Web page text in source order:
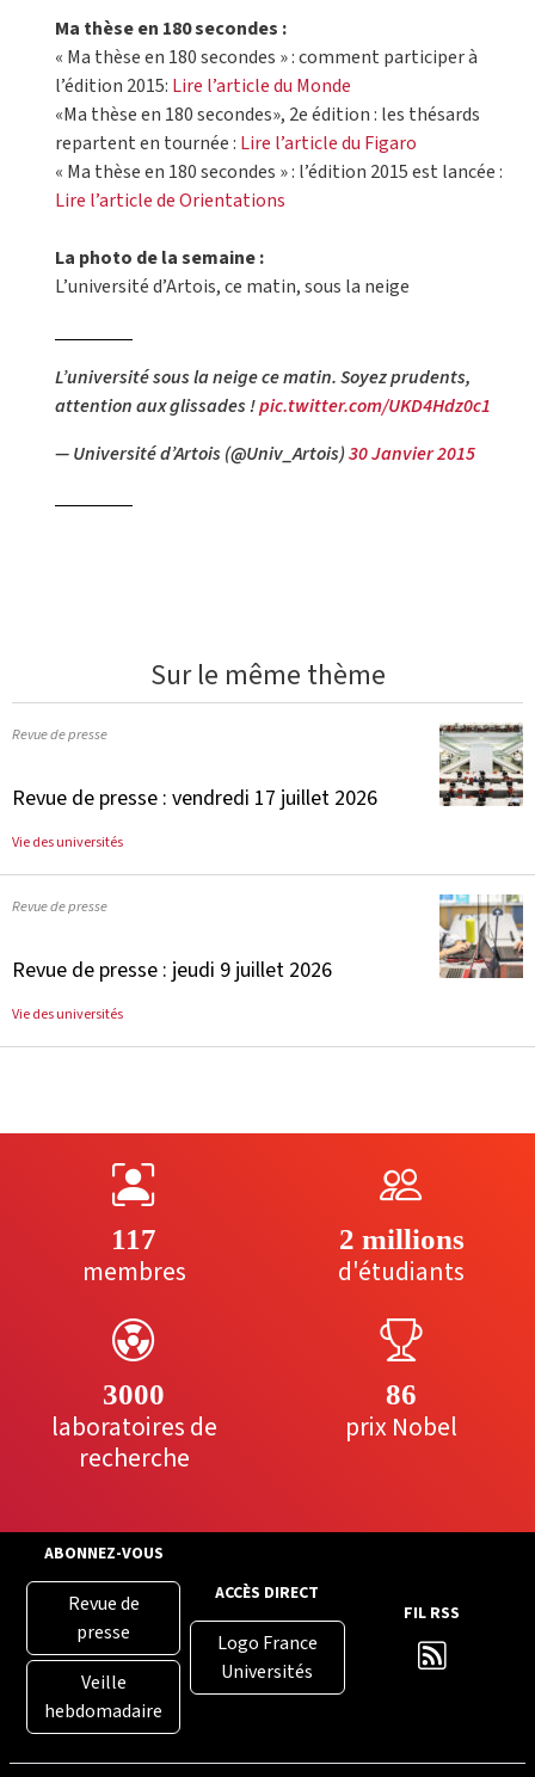
Ma thèse en 180 secondes :
« Ma thèse en 180 secondes » : comment participer à
l’édition 2015: Lire l’article du Monde
«Ma thèse en 180 secondes», 2e édition : les thésards
repartent en tournée : Lire l’article du Figaro
« Ma thèse en 180 secondes » : l’édition 2015 est lancée :
Lire l’article de Orientations
La photo de la semaine :
L’université d’Artois, ce matin, sous la neige
L’université sous la neige ce matin. Soyez prudents,
attention aux glissades !pic.twitter.com/UKD4Hdz0c1
— Université d’Artois (@Univ_Artois)30 Janvier 2015
Sur le même thème
Revue de presse
Revue de presse : vendredi 17 juillet 2026
Vie des universités
Revue de presse
Revue de presse : jeudi 9 juillet 2026
Vie des universités
117
membres
2 millions
d'étudiants
3000
laboratoires de
recherche
86
prix Nobel
ABONNEZ-VOUS
Revue de
presse
Veille
hebdomadaire
ACCÈS DIRECT
Logo France
Universités
FIL RSS